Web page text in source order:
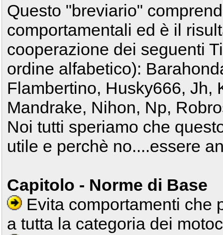
Questo "breviario"
comportamentali ed è il
cooperazione dei seguenti
ordine alfabetico):
Flambertino, Husky666, Jh,
Mandrake, Nihon, Np,
Noi tutti speriamo che
utile e perchè no....essere
Capitolo - Norme di Base
Evita comportamenti che
a tutta la categoria dei